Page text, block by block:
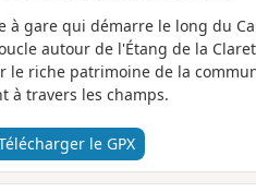
à gare qui démarre le long du
autour de l'Étang de la
le riche patrimoine de la
à travers les champs.
le GPX